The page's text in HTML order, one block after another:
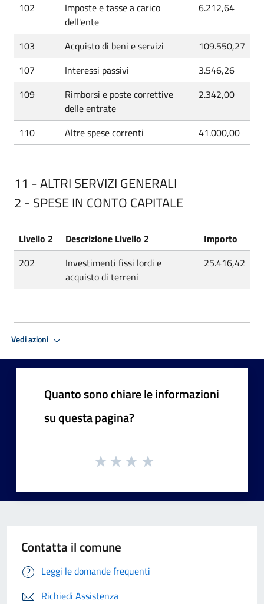
102
Imposte e tasse a carico
dell'ente
6.212,64
103 Acquisto di beni e servizi
109.550,27
107
Interessi passivi
3.546,26
109
Rimborsi e poste correttive
delle entrate
2.342,00
110 Altre spese correnti 41.000,00
11 - ALTRI SERVIZI GENERALI
2 - SPESE IN CONTO CAPITALE
Livello 2 Descrizione Livello 2
Importo
202
Investimenti fissi lordi e
acquisto di terreni
25.416,42
Vedi azioni
Quanto sono chiare le informazioni
su questa pagina?
Contatta il comune
Leggi le domande frequenti
Richiedi Assistenza